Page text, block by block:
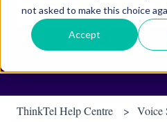
not asked to make this choice
Accept
There are no suggestions
ThinkTel Help Centre Voice